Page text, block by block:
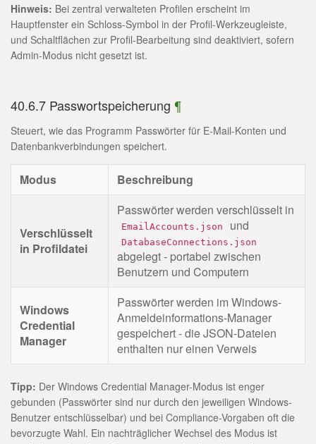
Hinweis: Bei zentral verwalteten Profilen erscheint im
Hauptfenster ein Schloss-Symbol in der Profil-Werkzeugleiste,
und Schaltflächen zur Profil-Bearbeitung sind deaktiviert, sofern
Admin-Modus nicht gesetzt ist.
40.6.7 Passwortspeicherung ¶
Steuert, wie das Programm Passwörter für E-Mail-Konten und
Datenbankverbindungen speichert.
Modus Beschreibung
Verschlüsselt
in Profildatei
Passwörter werden verschlüsselt in
EmailAccounts.json und
DatabaseConnections.json
abgelegt - portabel zwischen
Benutzern und Computern
Windows
Credential
Manager
Passwörter werden im Windows-
Anmeldeinformations-Manager
gespeichert - die JSON-Dateien
enthalten nur einen Verweis
Tipp: Der Windows Credential Manager-Modus ist enger
gebunden (Passwörter sind nur durch den jeweiligen Windows-
Benutzer entschlüsselbar) und bei Compliance-Vorgaben oft die
bevorzugte Wahl. Ein nachträglicher Wechsel des Modus ist